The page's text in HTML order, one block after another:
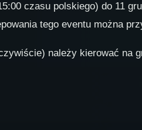
czasu polskiego) do 11
tego eventu można
należy kierować na